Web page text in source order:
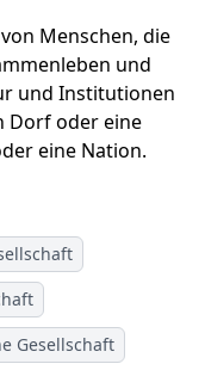
Menschen, die
und
und Institutionen
Dorf oder eine
eine Nation.
Gesellschaft